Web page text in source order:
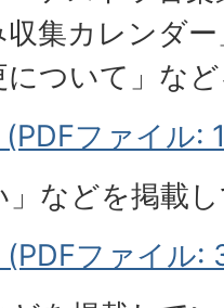
集カレンダ
について」な
ファイル:
」などを掲載
ファイル: